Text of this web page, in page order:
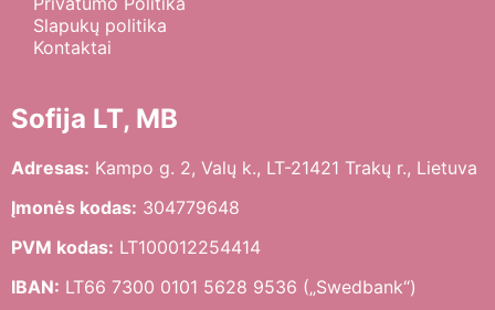
Slapukų politika
Kontaktai
Sofija LT, MB
Adresas: Kampo g. 2, Valų k., LT-21421 Trakų r., Lietuva
Įmonės kodas: 304779648
PVM kodas: LT100012254414
IBAN: LT66 7300 0101 5628 9536 („Swedbank“)